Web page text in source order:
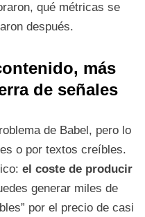
qué métricas se
después.
más
de señales
de Babel, pero lo
o por textos creíbles.
el coste de producir
generar miles de
por el precio de casi